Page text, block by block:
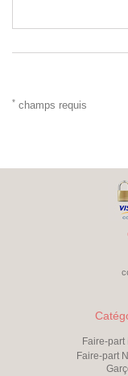
* champs requis
Faire-part
Faire-part